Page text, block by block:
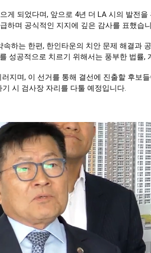
게 되었다며, 앞으로 4년 더 LA 시의 발전
하며 공식적인 지지에 깊은 감사를 표했습
하는 한편, 한인타운의 치안 문제 해결과
성공적으로 치르기 위해서는 풍부한 법률
지며, 이 선거를 통해 결선에 진출할 후보
시 검사장 자리를 다툴 예정입니다.